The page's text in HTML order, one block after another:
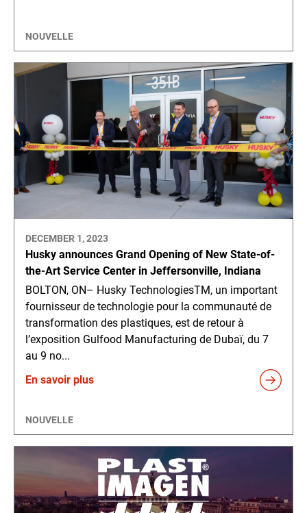
NOUVELLE
DECEMBER 1, 2023
Husky announces Grand Opening of New State-of-
the-Art Service Center in Jeffersonville, Indiana
BOLTON, ON– Husky TechnologiesTM, un important
fournisseur de technologie pour la communauté de
transformation des plastiques, est de retour à
l’exposition Gulfood Manufacturing de Dubaï, du 7
au 9 no...
En savoir plus
NOUVELLE